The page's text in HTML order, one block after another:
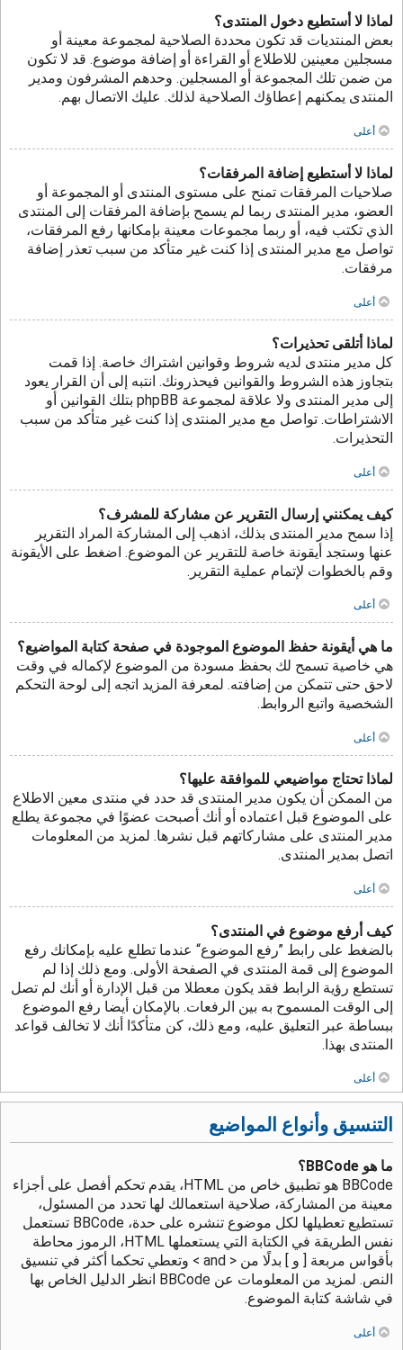
لماذا لا أستطيع دخول المنتدى؟
بعض المنتديات قد تكون محددة الصلاحية لمجموعة معينة أو
مسجلين معينين للاطلاع أو القراءة أو إضافة موضوع. قد لا تكون
من ضمن تلك المجموعة أو المسجلين. وحدهم المشرفون ومدير
المنتدى يمكنهم إعطاؤك الصلاحية لذلك. عليك الاتصال بهم.
أعلى
لماذا لا أستطيع إضافة المرفقات؟
صلاحيات المرفقات تمنح على مستوى المنتدى أو المجموعة أو
العضو، مدير المنتدى ربما لم يسمح بإضافة المرفقات إلى المنتدى
الذي تكتب فيه، أو ربما مجموعات معينة بإمكانها رفع المرفقات،
تواصل مع مدير المنتدى إذا كنت غير متأكد من سبب تعذر إضافة
مرفقات.
أعلى
لماذا أتلقى تحذيرات؟
كل مدير منتدى لديه شروط وقوانين اشتراك خاصة. إذا قمت
بتجاوز هذه الشروط والقوانين فيحذرونك. انتبه إلى أن القرار يعود
إلى مدير المنتدى ولا علاقة لمجموعة phpBB بتلك القوانين أو
الاشتراطات. تواصل مع مدير المنتدى إذا كنت غير متأكد من سبب
التحذيرات.
أعلى
كيف يمكنني إرسال التقرير عن مشاركة للمشرف؟
إذا سمح مدير المنتدى بذلك، اذهب إلى المشاركة المراد التقرير
عنها وستجد أيقونة خاصة للتقرير عن الموضوع. اضغط على الأيقونة
وقم بالخطوات لإتمام عملية التقرير.
أعلى
ما هي أيقونة حفظ الموضوع الموجودة في صفحة كتابة المواضيع؟
هي خاصية تسمح لك بحفظ مسودة من الموضوع لإكماله في وقت
لاحق حتى تتمكن من إضافته. لمعرفة المزيد اتجه إلى لوحة التحكم
الشخصية واتبع الروابط.
أعلى
لماذا تحتاج مواضيعي للموافقة عليها؟
من الممكن أن يكون مدير المنتدى قد حدد في منتدى معين الاطلاع
على الموضوع قبل اعتماده أو أنك أصبحت عضوًا في مجموعة يطلع
مدير المنتدى على مشاركاتهم قبل نشرها. لمزيد من المعلومات
اتصل بمدير المنتدى.
أعلى
كيف أرفع موضوع في المنتدى؟
بالضغط على رابط ”رفع الموضوع“ عندما تطلع عليه بإمكانك رفع
الموضوع إلى قمة المنتدى في الصفحة الأولى. ومع ذلك إذا لم
تستطع رؤية الرابط فقد يكون معطلا من قبل الإدارة أو أنك لم تصل
إلى الوقت المسموح به بين الرفعات. بالإمكان أيضا رفع الموضوع
ببساطة عبر التعليق عليه، ومع ذلك، كن متأكدًا أنك لا تخالف قواعد
المنتدى بهذا.
أعلى
التنسيق وأنواع المواضيع
ما هو BBCode؟
BBCode هو تطبيق خاص من HTML، يقدم تحكم أفصل على أجزاء
معينة من المشاركة، صلاحية استعمالك لها تحدد من المسئول،
تستطيع تعطيلها لكل موضوع تنشره على حدة، BBCode تستعمل
نفس الطريقة في الكتابة التي يستعملها HTML، الرموز محاطة
بأقواس مربعة [ و ] بدلًا من < and > وتعطي تحكما أكثر في تنسيق
النص. لمزيد من المعلومات عن BBCode انظر الدليل الخاص بها
في شاشة كتابة الموضوع.
أعلى